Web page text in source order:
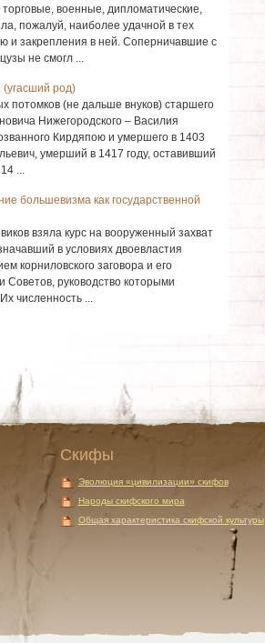
военные, дипломатические,
пожалуй, наиболее удачной в тех
и закрепления в ней. Соперничавшие с
не смогл ...
(угасший род)
(не дальше внуков) старшего
Нижегородского – Василия
Кирдяпою и умершего в 1403
умерший в 1417 году, оставивший
...
большевизма как государственной
взяла курс на вооруженный захват
в условиях двоевластия
корниловского заговора и его
Советов, руководство которыми
численность ...
Скифы
Эволюция «цивилизации» скифов
Народы скифского мира
Общая характеристика скифской культуры